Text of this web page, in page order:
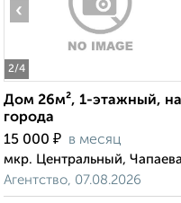
2/4
‹
Дом 26м², 1-этажный,
города
15 000 ₽ в месяц
мкр. Центральный, Чапаева
Агентство, 07.08.2026